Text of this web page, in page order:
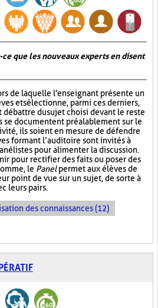
ce que les nouveaux experts en disent
de laquelle l'enseignant présente un
et sélectionne, parmi ces derniers,
du sujet choisi devant le reste
se documentent préalablement sur le
ils soient en mesure de défendre
formant l’auditoire sont invités à
pour alimenter la discussion.
pour rectifier des faits ou poser des
le Panelpermet aux élèves de
point de vue sur un sujet, de sorte à
leurs pairs.
des connaissances (12)